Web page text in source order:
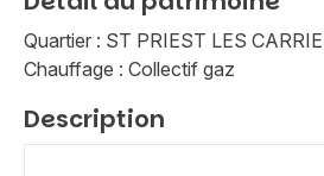
Quartier : ST PRIEST LES
Chauffage : Collectif gaz
Description